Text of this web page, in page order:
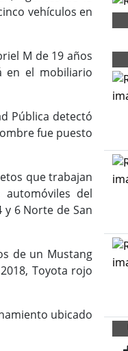
vehículos en
M de 19 años
en el mobiliario
Pública detectó
fue puesto
que trabajan
del
6 Norte de San
de un Mustang
Toyota rojo
ubicado